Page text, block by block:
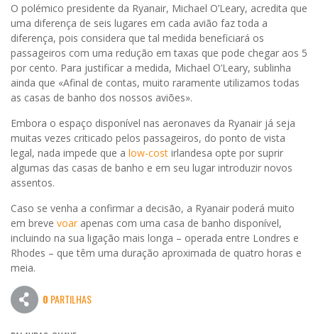
O polémico presidente da Ryanair, Michael O’Leary, acredita que
uma diferença de seis lugares em cada avião faz toda a
diferença, pois considera que tal medida beneficiará os
passageiros com uma redução em taxas que pode chegar aos 5
por cento. Para justificar a medida, Michael O’Leary, sublinha
ainda que «Afinal de contas, muito raramente utilizamos todas
as casas de banho dos nossos aviões».
Embora o espaço disponível nas aeronaves da Ryanair já seja
muitas vezes criticado pelos passageiros, do ponto de vista
legal, nada impede que a low-cost irlandesa opte por suprir
algumas das casas de banho e em seu lugar introduzir novos
assentos.
Caso se venha a confirmar a decisão, a Ryanair poderá muito
em breve voar apenas com uma casa de banho disponível,
incluindo na sua ligação mais longa – operada entre Londres e
Rhodes – que têm uma duração aproximada de quatro horas e
meia.
0 PARTILHAS